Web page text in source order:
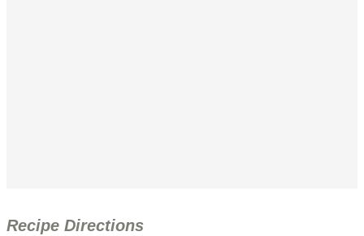
Recipe Directions